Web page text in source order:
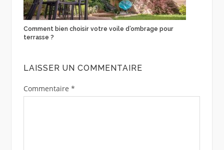
Comment bien choisir votre voile d’ombrage pour
terrasse ?
LAISSER UN COMMENTAIRE
Commentaire *